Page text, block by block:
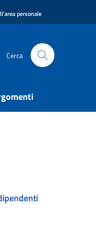
personale
Cerca